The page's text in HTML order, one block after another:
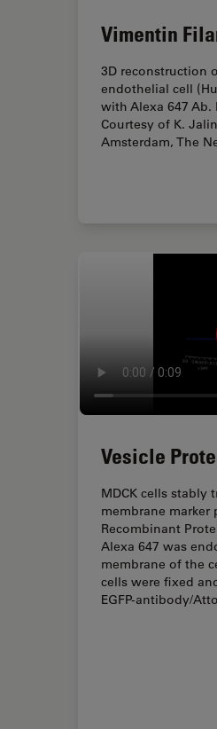
Vimentin
3D reconstruction
endothelial cell
with Alexa 647
Courtesy of K.
Amsterdam, The
Vesicle
MDCK cells stably
membrane marker
Recombinant
Alexa 647 was
membrane of the
cells were fixed
EGFP-antibody/